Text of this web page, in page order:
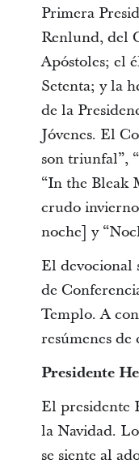
Primera
Renlund, del
Apóstoles; el
Setenta; y la
de la
Jóvenes. El
son triunfal”,
“In the Bleak
crudo
noche] y
El devocional
de
Templo. A
resúmenes de
Presidente
El presidente
la Navidad.
se siente al